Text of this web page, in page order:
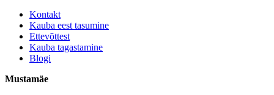
Kontakt
Kauba eest tasumine
Ettevõttest
Kauba tagastamine
Blogi
Mustamäe